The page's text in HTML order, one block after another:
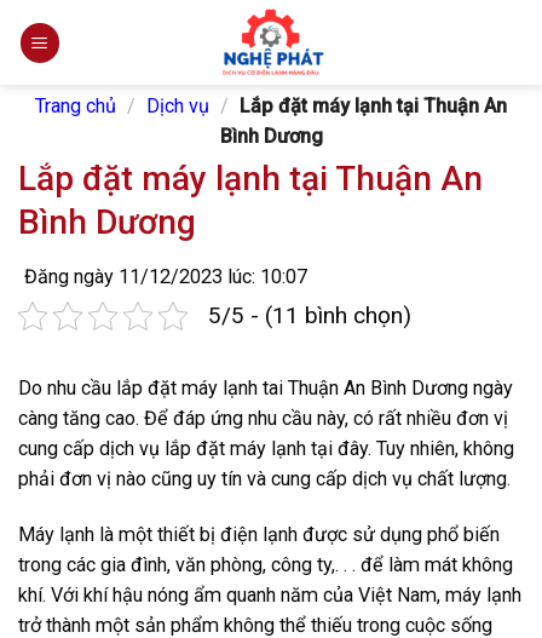
Trang chủ / Dịch vụ / Lắp đặt máy lạnh tại Thuận An
Bình Dương
Lắp đặt máy lạnh tại Thuận An
Bình Dương
Đăng ngày 11/12/2023 lúc: 10:07
5/5 - (11 bình chọn)
Do nhu cầu lắp đặt máy lạnh tai Thuận An Bình Dương ngày
càng tăng cao. Để đáp ứng nhu cầu này, có rất nhiều đơn vị
cung cấp dịch vụ lắp đặt máy lạnh tại đây. Tuy nhiên, không
phải đơn vị nào cũng uy tín và cung cấp dịch vụ chất lượng.
Máy lạnh là một thiết bị điện lạnh được sử dụng phổ biến
trong các gia đình, văn phòng, công ty,. . . để làm mát không
khí. Với khí hậu nóng ẩm quanh năm của Việt Nam, máy lạnh
trở thành một sản phẩm không thể thiếu trong cuộc sống